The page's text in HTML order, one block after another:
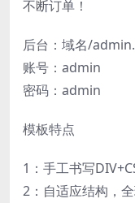
不断订单！
后台：域名/
账号：admin
密码：admin
模板特点
1：手工书写
2：自适应结构，